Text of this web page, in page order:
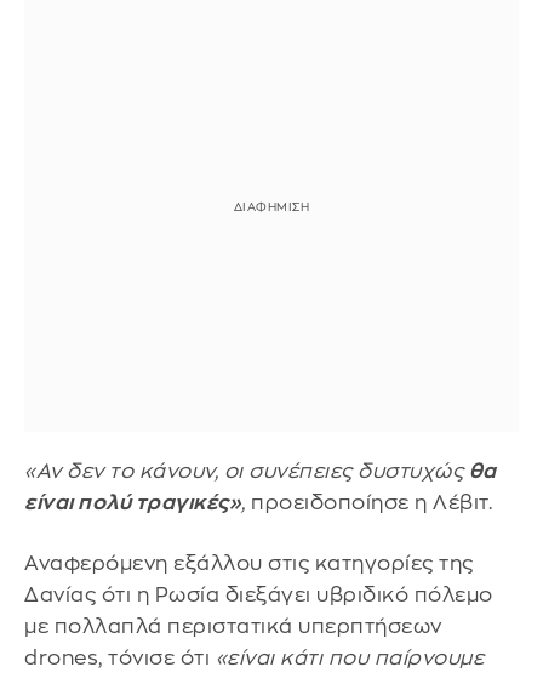
«Αν δεν το κάνουν, οι συνέπειες δυστυχώς θα
είναι πολύ τραγικές», προειδοποίησε η Λέβιτ.
Αναφερόμενη εξάλλου στις κατηγορίες της
Δανίας ότι η Ρωσία διεξάγει υβριδικό πόλεμο
με πολλαπλά περιστατικά υπερπτήσεων
drones, τόνισε ότι «είναι κάτι που παίρνουμε